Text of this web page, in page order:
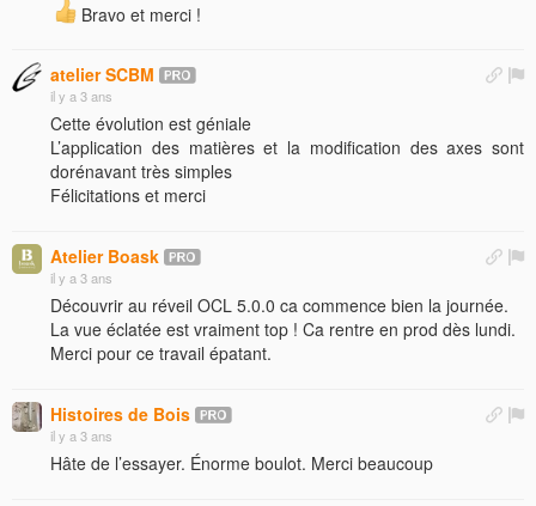
Bravo et merci !
atelier SCBM
il y a 3 ans
Cette évolution est géniale
L’application des matières et la modification des axes sont
dorénavant très simples
Félicitations et merci
Atelier Boask
il y a 3 ans
Découvrir au réveil OCL 5.0.0 ca commence bien la journée.
La vue éclatée est vraiment top ! Ca rentre en prod dès lundi.
Merci pour ce travail épatant.
Histoires de Bois
il y a 3 ans
Hâte de l’essayer. Énorme boulot. Merci beaucoup